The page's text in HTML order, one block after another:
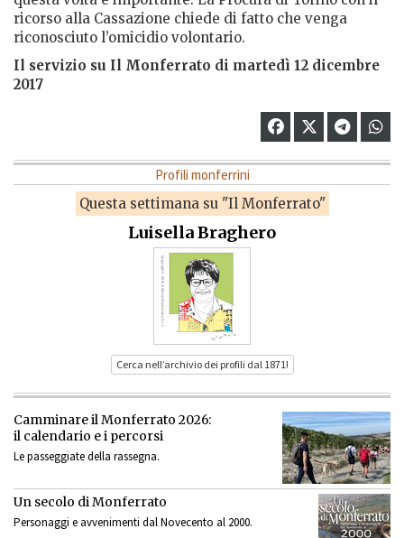
ricorso alla Cassazione chiede di fatto che venga
riconosciuto l’omicidio volontario.
Il servizio su Il Monferrato di martedì 12 dicembre
2017
Profili monferrini
Questa settimana su "Il Monferrato"
Luisella Braghero
Cerca nell’archivio dei profili dal 1871!
Camminare il Monferrato 2026:
il calendario e i percorsi
Le passeggiate della rassegna.
Un secolo di Monferrato
Personaggi e avvenimenti dal Novecento al 2000.